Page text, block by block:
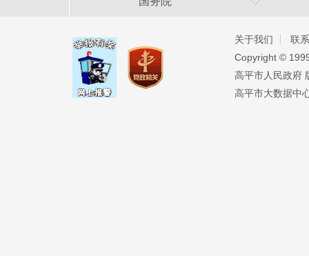
关于我们
联
Copyright ©️
高平市人民政府
高平市大数据